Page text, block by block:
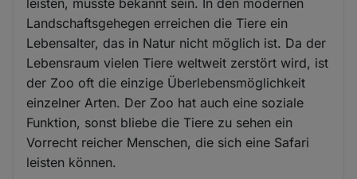
Landschaftsgehegen erreichen die Tiere ein
Lebensalter, das in Natur nicht möglich ist. Da der
Lebensraum vielen Tiere weltweit zerstört wird, ist
der Zoo oft die einzige Überlebensmöglichkeit
einzelner Arten. Der Zoo hat auch eine soziale
Funktion, sonst bliebe die Tiere zu sehen ein
Vorrecht reicher Menschen, die sich eine Safari
leisten können.